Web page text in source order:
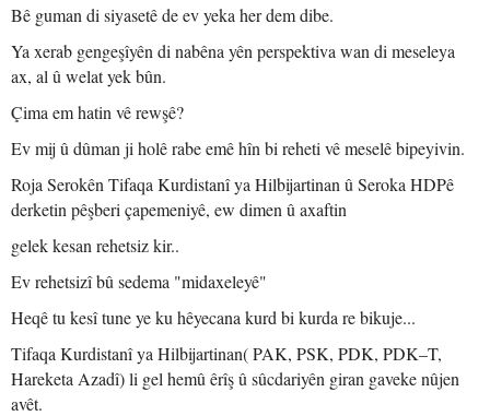
Bê guman di siyasetê de ev yeka her dem dibe.
Ya xerab gengeşîyên di nabêna yên perspektiva wan di meseleya
ax, al û welat yek bûn.
Çima em hatin vê rewşê?
Ev mij û dûman ji holê rabe emê hîn bi reheti vê meselê bipeyivin.
Roja Serokên Tifaqa Kurdistanî ya Hilbijartinan û Seroka HDPê
derketin pêşberi çapemeniyê, ew dimen û axaftin
gelek kesan rehetsiz kir..
Ev rehetsizî bû sedema "midaxeleyê"
Heqê tu kesî tune ye ku hêyecana kurd bi kurda re bikuje...
Tifaqa Kurdistanî ya Hilbijartinan( PAK, PSK, PDK, PDK–T,
Hareketa Azadî) li gel hemû êrîş û sûcdariyên giran gaveke nûjen
avêt.